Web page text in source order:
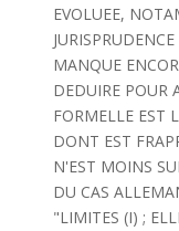
EVOLUEE,
MANQUE
DEDUIRE POUR
FORMELLE EST
DONT EST
N'EST MOINS
DU CAS
"LIMITES (I) ;